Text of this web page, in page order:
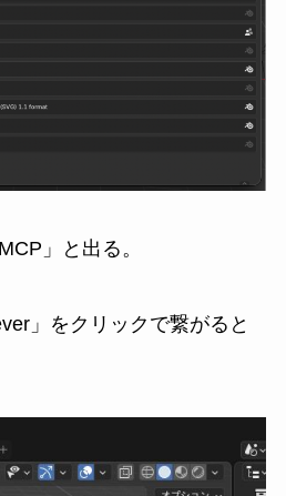
」と出る。
」をクリックで繋がると